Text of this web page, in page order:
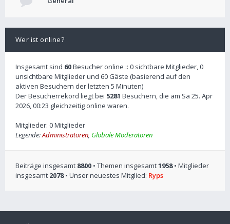
Wer ist online?
Insgesamt sind 60Besucher online :: 0 sichtbare Mitglieder, 0
unsichtbare Mitglieder und 60 Gäste (basierend auf den
aktiven Besuchern der letzten 5 Minuten)
Der Besucherrekord liegt bei 5281 Besuchern, die am Sa 25. Apr
2026, 00:23 gleichzeitig online waren.
Mitglieder: 0 Mitglieder
Legende:Administratoren, Globale Moderatoren
Beiträge insgesamt 8800 • Themen insgesamt1958• Mitglieder
insgesamt 2078• Unser neuestes Mitglied: Ryps